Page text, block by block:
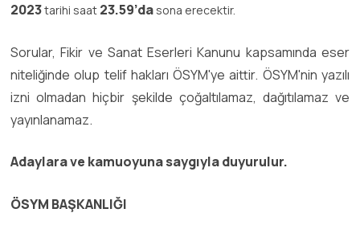
2023tarihi saat 23.59’da sona erecektir.
Sorular, Fikir ve Sanat Eserleri Kanunu kapsamında eser
niteliğinde olup telif hakları ÖSYM'ye aittir. ÖSYM'nin yazılı
izni olmadan hiçbir şekilde çoğaltılamaz, dağıtılamaz ve
yayınlanamaz.
Adaylara ve kamuoyuna saygıyla duyurulur.
ÖSYM BAŞKANLIĞI